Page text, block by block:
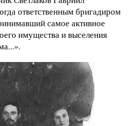
ответственным бригадиром
самое активное
имущества и выселения